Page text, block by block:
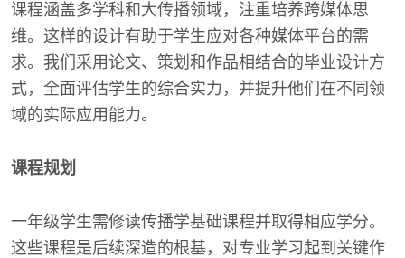
课程涵盖多学科和大传播领域，注重培养跨媒体思
维。这样的设计有助于学生应对各种媒体平台的需
求。我们采用论文、策划和作品相结合的毕业设计方
式，全面评估学生的综合实力，并提升他们在不同领
域的实际应用能力。
课程规划
一年级学生需修读传播学基础课程并取得相应学分。
这些课程是后续深造的根基，对专业学习起到关键作